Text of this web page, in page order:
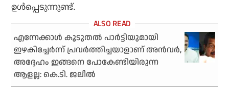
ഉള്‍പ്പെടുന്നുണ്ട്.
എന്നേക്കാള്‍ കൂടുതല്‍ പാര്‍ട്ടിയുമായി
ഇഴകിച്ചേര്‍ന്ന് പ്രവര്‍ത്തിച്ചയാളാണ് അന്‍വര്‍,
അദ്ദേഹം ഇങ്ങനെ പോകേണ്ടിയിരുന്ന
ആളല്ല: കെ.ടി. ജലീല്‍